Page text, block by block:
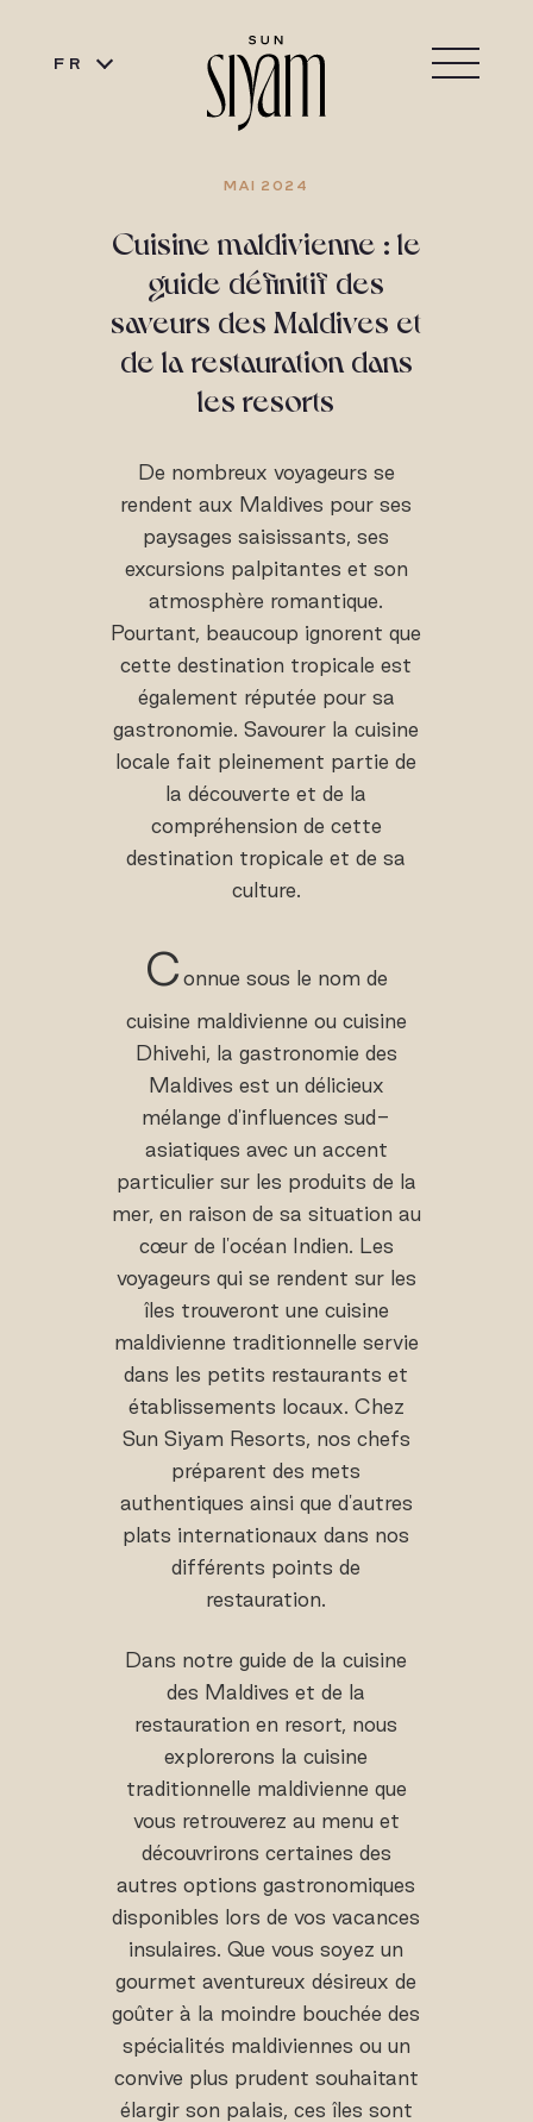
FR
MAI 2024
Cuisine maldivienne : le
guide définitif des
saveurs des Maldives et
de la restauration dans
les resorts
De nombreux voyageurs se
rendent aux Maldives pour ses
paysages saisissants, ses
excursions palpitantes et son
atmosphère romantique.
Pourtant, beaucoup ignorent que
cette destination tropicale est
également réputée pour sa
gastronomie. Savourer la cuisine
locale fait pleinement partie de
la découverte et de la
compréhension de cette
destination tropicale et de sa
culture.
C onnue sous le nom de
cuisine maldivienne ou cuisine
Dhivehi, la gastronomie des
Maldives est un délicieux
mélange d'influences sud-
asiatiques avec un accent
particulier sur les produits de la
mer, en raison de sa situation au
cœur de l'océan Indien. Les
voyageurs qui se rendent sur les
îles trouveront une cuisine
maldivienne traditionnelle servie
dans les petits restaurants et
établissements locaux. Chez
Sun Siyam Resorts, nos chefs
préparent des mets
authentiques ainsi que d'autres
plats internationaux dans nos
différents points de
restauration.
Dans notre guide de la cuisine
des Maldives et de la
restauration en resort, nous
explorerons la cuisine
traditionnelle maldivienne que
vous retrouverez au menu et
découvrirons certaines des
autres options gastronomiques
disponibles lors de vos vacances
insulaires. Que vous soyez un
gourmet aventureux désireux de
goûter à la moindre bouchée des
spécialités maldiviennes ou un
convive plus prudent souhaitant
élargir son palais, ces îles sont